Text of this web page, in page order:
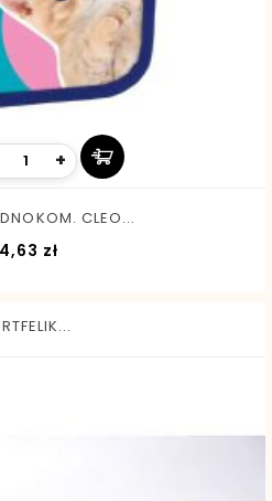
+
CLEO...
złCena